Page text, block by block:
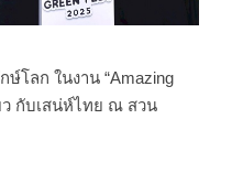
โลก ในงาน “Amazing
ว กับเสน่ห์ไทย ณ สวน